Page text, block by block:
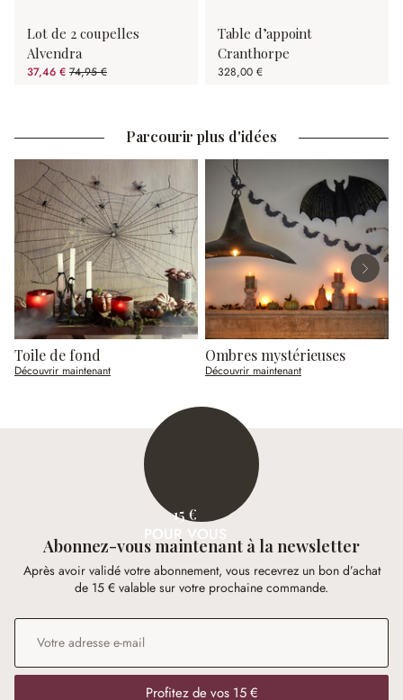
Lot de 2 coupelles
Alvendra
37,46 € 74,95 €
(50.02%spared)
Table d’appoint
Cranthorpe
328,00 €
Parcourir plus d'idées
Toile de fond
Découvrir maintenant
Ombres mystérieuses
Découvrir maintenant
15 €
POUR VOUS
Abonnez-vous maintenant à la newsletter
Après avoir validé votre abonnement, vous recevrez un bon d’achat
de 15 € valable sur votre prochaine commande.
Adresse e-mail
Profitez de vos 15 €